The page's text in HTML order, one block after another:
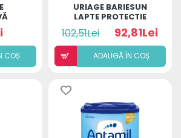
COȘ
URIAGE BARIESUN
LAPTE PROTECTIE
SOLARA COPII SPF50+
100ML
102,51Lei 92,81Lei
ADAUGÃ ÎN COȘ